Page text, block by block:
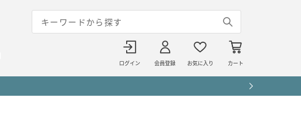
ログイン 会員登録 お気に入り カート